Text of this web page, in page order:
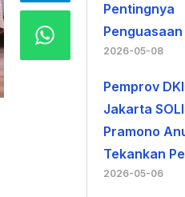
Pentingnya
2026-05-08
Pemprov
Jakarta
Pramono
Tekankan
2026-05-06